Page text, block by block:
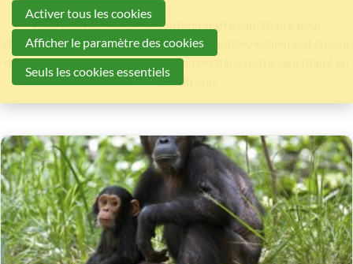
Vous pouvez choisir de soutenir notre sanctuaire pour
chimpanzés sauvages au Sénégal. Vous pouvez également choisir
de vous occuper de chimpanzés sauvés dans notre sanctuaire en
Afrique du Sud.
Activer tous les cookies
Afficher le paramètre des cookies
Seuls les cookies essentiels